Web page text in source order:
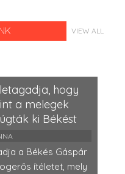
VIEW ALL
hogy
a melegek
ki Békést
a Békés Gáspár
ítéletet, mely